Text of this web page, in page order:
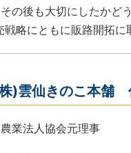
の後も大切にしたかど
略にともに販路開拓に
)雲仙きのこ本舗
業法人協会元理事